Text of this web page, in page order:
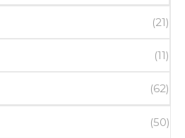
(21)
(11)
(62)
(50)